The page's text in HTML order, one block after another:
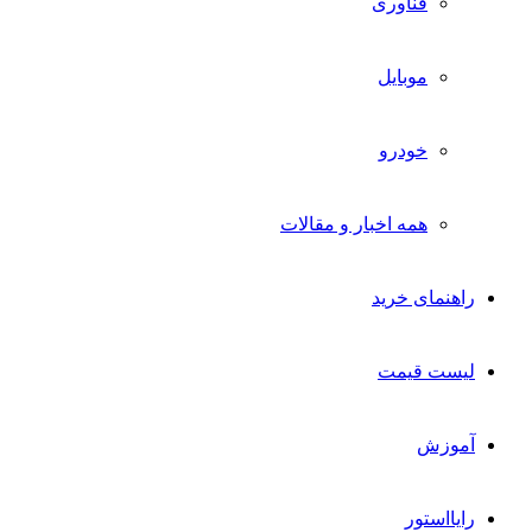
موبایل
خودرو
همه اخبار و مقالات
راهنمای خرید
لیست قیمت
آموزش
رایااستور